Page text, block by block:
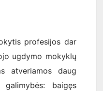
profesijos dar
ugdymo mokyklų
atveriamos daug
galimybės: baigęs